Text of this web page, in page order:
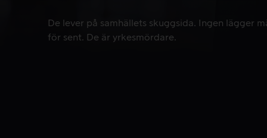
De lever på samhällets skuggsida. Ingen lägger
De lever på samhällets skuggsida. Ingen lägger
för sent. De är yrkesmördare.